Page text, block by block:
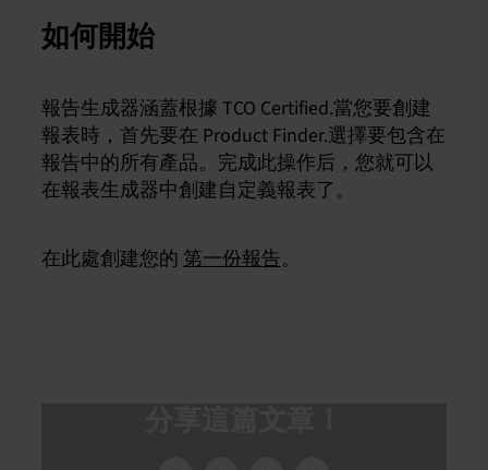
如何開始
報告生成器涵蓋根據 TCO Certified.當您要創建
報表時，首先要在 Product Finder.選擇要包含在
報告中的所有產品。完成此操作后，您就可以
在報表生成器中創建自定義報表了。
在此處創建您的 第一份報告。